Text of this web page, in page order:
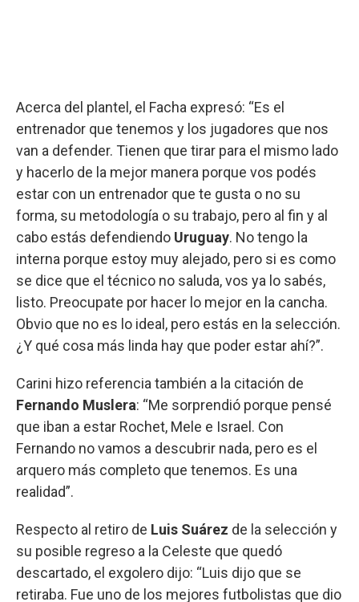
Acerca del plantel, el Facha expresó: “Es el
entrenador que tenemos y los jugadores que nos
van a defender. Tienen que tirar para el mismo lado
y hacerlo de la mejor manera porque vos podés
estar con un entrenador que te gusta o no su
forma, su metodología o su trabajo, pero al fin y al
cabo estás defendiendo Uruguay. No tengo la
interna porque estoy muy alejado, pero si es como
se dice que el técnico no saluda, vos ya lo sabés,
listo. Preocupate por hacer lo mejor en la cancha.
Obvio que no es lo ideal, pero estás en la selección.
¿Y qué cosa más linda hay que poder estar ahí?”.
Carini hizo referencia también a la citación de
Fernando Muslera: “Me sorprendió porque pensé
que iban a estar Rochet, Mele e Israel. Con
Fernando no vamos a descubrir nada, pero es el
arquero más completo que tenemos. Es una
realidad”.
Respecto al retiro de Luis Suárez de la selección y
su posible regreso a la Celeste que quedó
descartado, el exgolero dijo: “Luis dijo que se
retiraba. Fue uno de los mejores futbolistas que dio